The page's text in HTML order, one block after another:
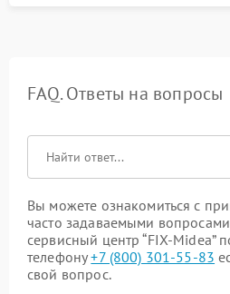
FAQ. Ответы на вопросы
Вы можете ознакомиться с
часто задаваемыми
сервисный центр “FIX-Midea”
телефону+7 (800) 301-55-83
свой вопрос.